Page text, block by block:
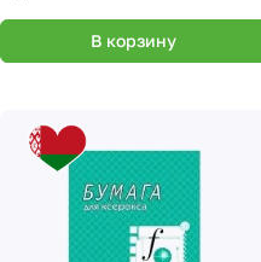
В корзину